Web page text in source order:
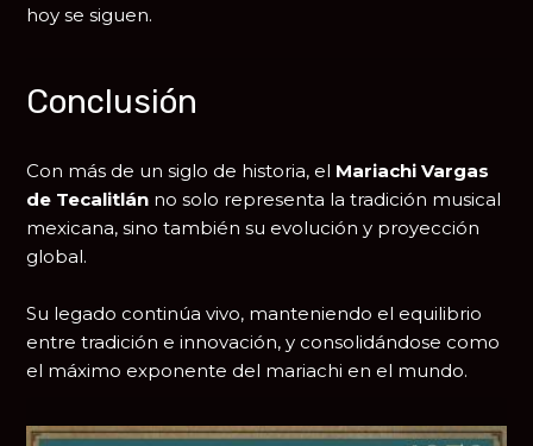
hoy se siguen.
Conclusión
Con más de un siglo de historia, el Mariachi Vargas
de Tecalitlán no solo representa la tradición musical
mexicana, sino también su evolución y proyección
global.
Su legado continúa vivo, manteniendo el equilibrio
entre tradición e innovación, y consolidándose como
el máximo exponente del mariachi en el mundo.